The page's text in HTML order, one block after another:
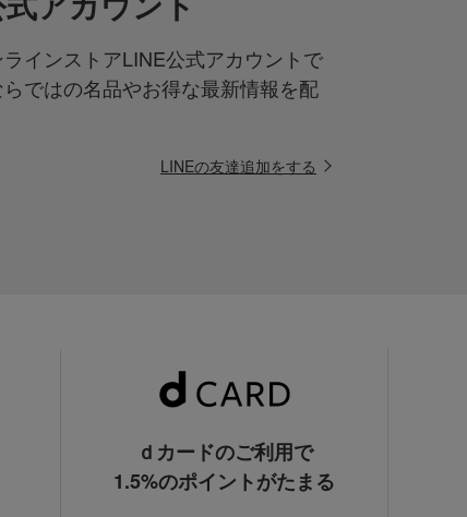
ラインストアLINE公式アカウントで
らではの名品やお得な最新情報を配
LINEの友達追加をする
ｄカードのご利用で
1.5%のポイントがたまる